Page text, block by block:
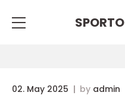
02. May 2025 by admin